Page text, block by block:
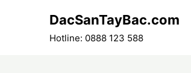
DacSanTayBac.com
Hotline: 0888 123 588